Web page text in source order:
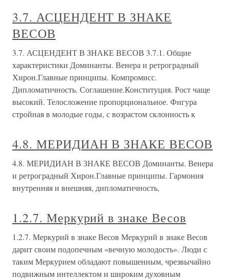
3.7. АСЦЕНДЕНТ В ЗНАКЕ
ВЕСОВ
3.7. АСЦЕНДЕНТ В ЗНАКЕ ВЕСОВ 3.7.1. Общие
характеристики Доминанты. Венера и ретроградный
Хирон.Главные принципы. Компромисс.
Дипломатичность. Соглашение.Конституция. Рост чаще
высокий. Телосложение пропорциональное. Фигура
стройная в молодые годы, с возрастом склонность к
4.8. МЕРИДИАН В ЗНАКЕ ВЕСОВ
4.8. МЕРИДИАН В ЗНАКЕ ВЕСОВ Доминанты. Венера
и ретроградный Хирон.Главные принципы. Гармония
внутренняя и внешняя, дипломатичность,
1.2.7. Меркурий в знаке Весов
1.2.7. Меркурий в знаке Весов Меркурий в знаке Весов
дарит своим подопечным «вечную молодость». Люди с
таким Меркурием обладают повышенным, чрезвычайно
подвижным интеллектом и широким духовным